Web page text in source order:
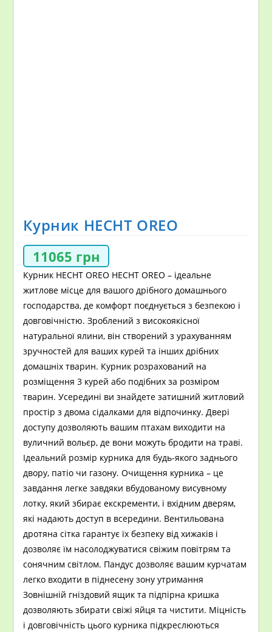
Курник HECHT OREO
11065 грн
Курник HECHT OREO HECHT OREO – ідеальне
житлове місце для вашого дрібного домашнього
господарства, де комфорт поєднується з безпекою і
довговічністю. Зроблений з високоякісної
натуральної ялини, він створений з урахуванням
зручностей для ваших курей та інших дрібних
домашніх тварин. Курник розрахований на
розміщення 3 курей або подібних за розміром
тварин. Усередині ви знайдете затишний житловий
простір з двома сідалками для відпочинку. Двері
доступу дозволяють вашим птахам виходити на
вуличний вольєр, де вони можуть бродити на траві.
Ідеальний розмір курника для будь-якого заднього
двору, патіо чи газону. Очищення курника – це
завдання легке завдяки вбудованому висувному
лотку, який збирає екскременти, і вхідним дверям,
які надають доступ в всередини. Вентильована
дротяна сітка гарантує їх безпеку від хижаків і
дозволяє їм насолоджуватися свіжим повітрям та
сонячним світлом. Пандус дозволяє вашим курчатам
легко входити в піднесену зону утримання
Зовнішній гніздовий ящик та підпірна кришка
дозволяють збирати свіжі яйця та чистити. Міцність
і довговічність цього курника підкреслюються